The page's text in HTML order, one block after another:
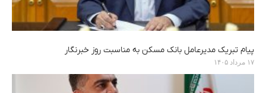
پیام تبریک مدیرعامل بانک مسکن به مناسبت روز خبرنگار
۱۷ مرداد ۱۴۰۵